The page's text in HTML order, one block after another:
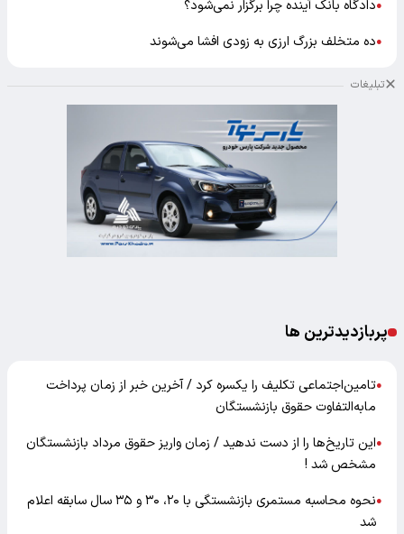
●دادگاه بانک آینده چرا برگزار نمی‌شود؟
●ده متخلف بزرگ ارزی به زودی افشا می‌شوند
تبلیغات
پربازدیدترین ها
●تامین‌اجتماعی تکلیف را یکسره کرد / آخرین خبر از زمان پرداخت
مابه‌التفاوت حقوق بازنشستگان
●این تاریخ‌ها را از دست ندهید / زمان واریز حقوق مرداد بازنشستگان
مشخص شد !
●
نحوه محاسبه مستمری بازنشستگی با ۲۰، ۳۰ و ۳۵ سال سابقه اعلام
شد